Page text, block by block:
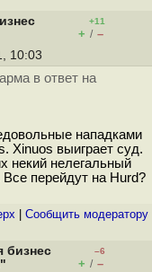
+11
+ / –
10:03
в ответ на
нападками
Xinuos выиграет суд.
некий нелегальный
Все перейдут на Hurd?
Cообщить модератору
бизнес
–6
+ / –